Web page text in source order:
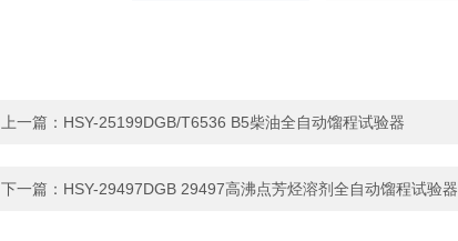
上一篇： HSY-25199DGB/T6536 B5柴油全自动馏程试验器
下一篇： HSY-29497DGB 29497高沸点芳烃溶剂全自动馏程试验器